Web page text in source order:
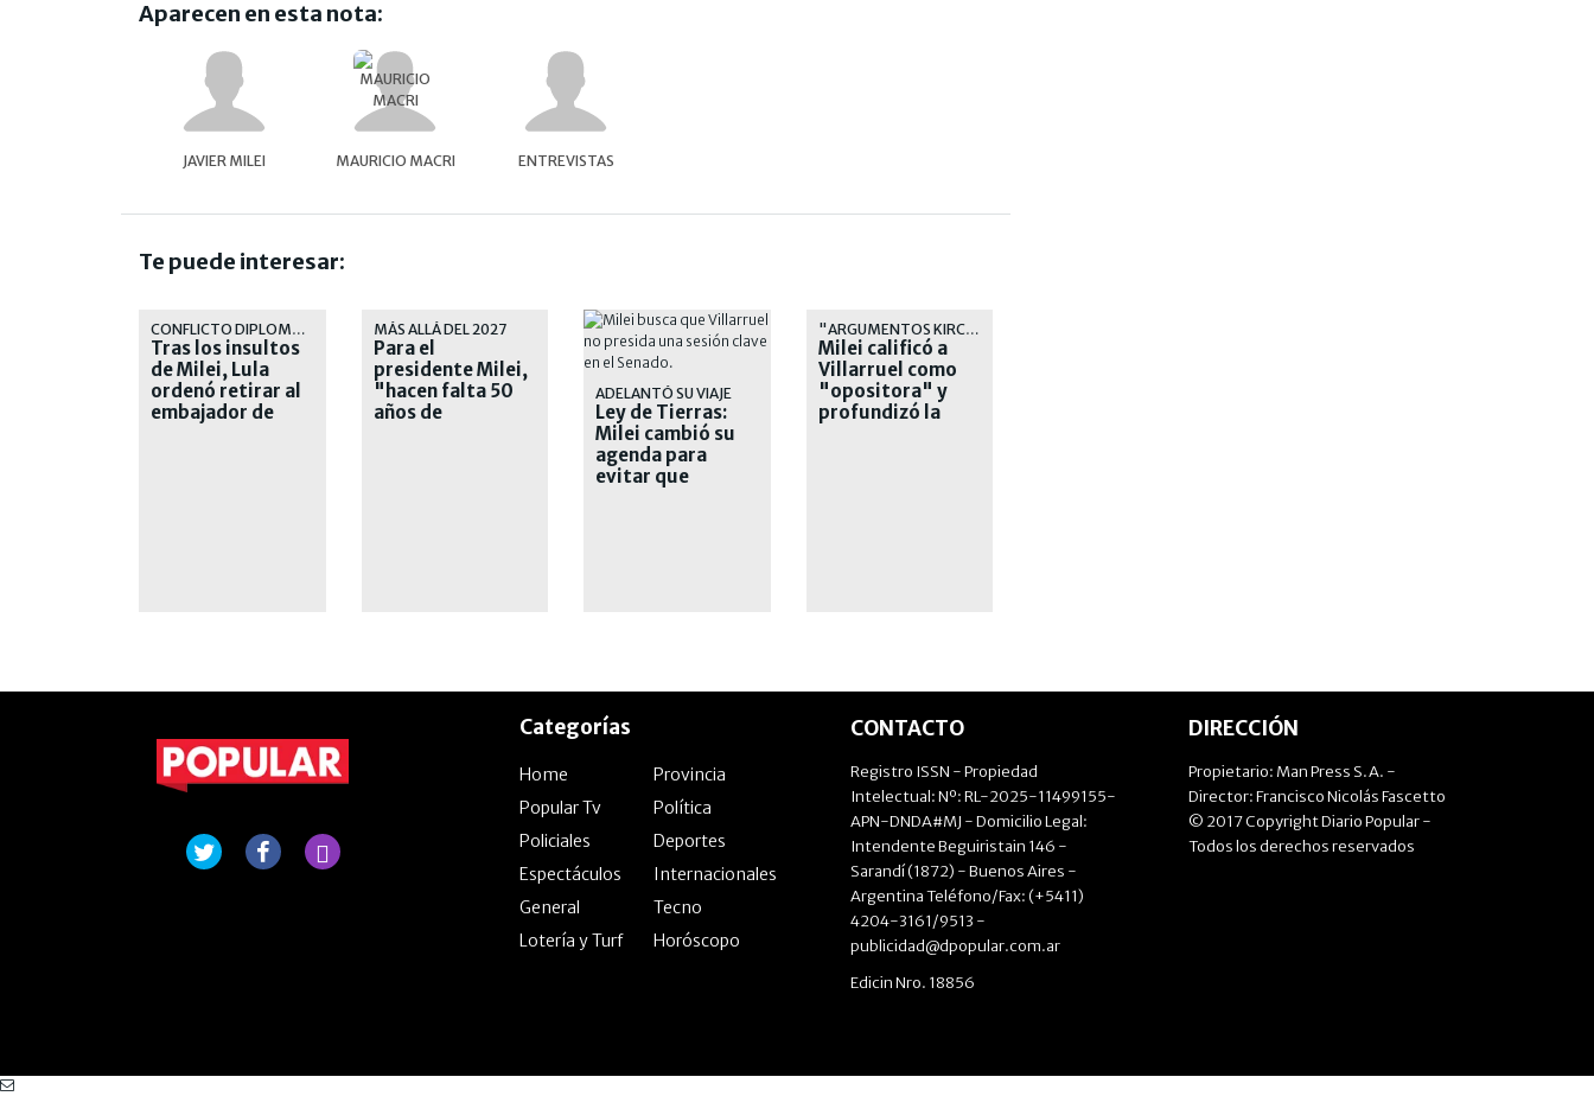
Aparecen en esta nota:
JAVIER MILEI MAURICIO MACRI ENTREVISTAS
Te puede interesar:
CONFLICTO DIPLOMÁTICO
Tras los insultos
de Milei, Lula
ordenó retirar al
embajador de
MÁS ALLÁ DEL 2027
Para el
presidente Milei,
"hacen falta 50
años de
ADELANTÓ SU VIAJE
Ley de Tierras:
Milei cambió su
agenda para
evitar que
"ARGUMENTOS KIRCHNERISTAS"
Milei calificó a
Villarruel como
"opositora" y
profundizó la
Categorías
Home
Provincia
Popular Tv
Política
Policiales
Deportes
Espectáculos
Internacionales
General
Tecno
Lotería y Turf
Horóscopo
CONTACTO
Registro ISSN - Propiedad
Intelectual: Nº: RL-2025-11499155-
APN-DNDA#MJ - Domicilio Legal:
Intendente Beguiristain 146 -
Sarandí (1872) - Buenos Aires -
Argentina Teléfono/Fax: (+5411)
4204-3161/9513 -
publicidad@dpopular.com.ar
Edicin Nro. 18856
DIRECCIÓN
Propietario: Man Press S.A. -
Director: Francisco Nicolás Fascetto
© 2017 Copyright Diario Popular -
Todos los derechos reservados